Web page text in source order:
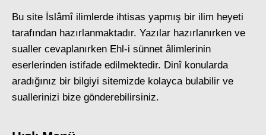
Bu site İslâmî ilimlerde ihtisas yapmış bir ilim heyeti
tarafından hazırlanmaktadır. Yazılar hazırlanırken ve
sualler cevaplanırken Ehl-i sünnet âlimlerinin
eserlerinden istifade edilmektedir. Dinî konularda
aradığınız bir bilgiyi sitemizde kolayca bulabilir ve
suallerinizi bize gönderebilirsiniz.